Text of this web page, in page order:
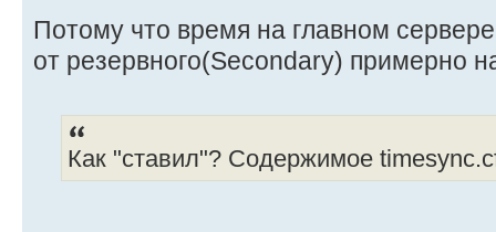
Потому что время на главном
от резервного(Secondary) примерно
Как "ставил"? Содержимое